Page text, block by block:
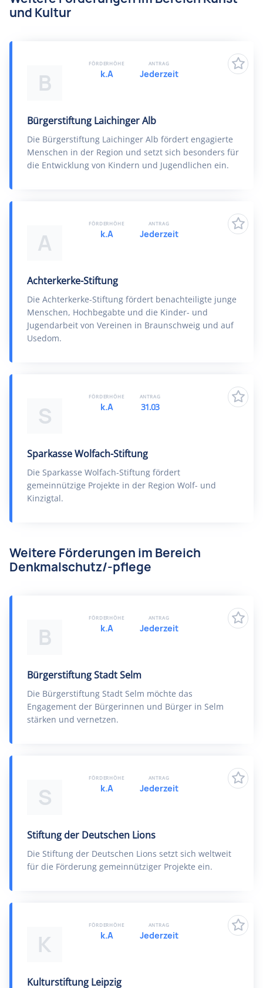
und Kultur
B
Bürgerstiftung Laichinger Alb
Die Bürgerstiftung Laichinger Alb fördert engagierte
Menschen in der Region und setzt sich besonders für
die Entwicklung von Kindern und Jugendlichen ein.
FÖRDERHÖHE
k.A
ANTRAG
Jederzeit
A
Achterkerke-Stiftung
Die Achterkerke-Stiftung fördert benachteiligte junge
Menschen, Hochbegabte und die Kinder- und
Jugendarbeit von Vereinen in Braunschweig und auf
Usedom.
FÖRDERHÖHE
k.A
ANTRAG
Jederzeit
S
Sparkasse Wolfach-Stiftung
Die Sparkasse Wolfach-Stiftung fördert
gemeinnützige Projekte in der Region Wolf- und
Kinzigtal.
FÖRDERHÖHE
k.A
ANTRAG
31.03
Weitere Förderungen im Bereich
Denkmalschutz/-pflege
B
Bürgerstiftung Stadt Selm
Die Bürgerstiftung Stadt Selm möchte das
Engagement der Bürgerinnen und Bürger in Selm
stärken und vernetzen.
FÖRDERHÖHE
k.A
ANTRAG
Jederzeit
S
Stiftung der Deutschen Lions
Die Stiftung der Deutschen Lions setzt sich weltweit
für die Förderung gemeinnütziger Projekte ein.
FÖRDERHÖHE
k.A
ANTRAG
Jederzeit
K
Kulturstiftung Leipzig
FÖRDERHÖHE
k.A
ANTRAG
Jederzeit